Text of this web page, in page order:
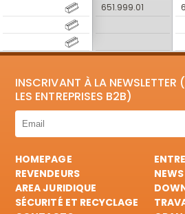
651.999.01
INSCRIVANT À LA NEWSLETTER
LES ENTREPRISES B2B)
HOMEPAGE
REVENDEURS
NEWS
AREA JURIDIQUE
SÉCURITÉ ET RECYCLAGE